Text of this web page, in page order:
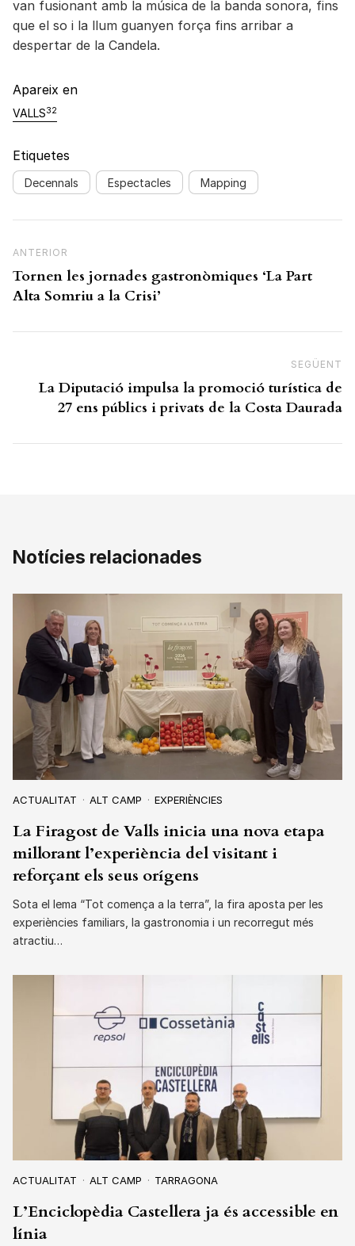
van fusionant amb la música de la banda sonora, fins
que el so i la llum guanyen força fins arribar a
despertar de la Candela.
Apareix en
VALLS32
Etiquetes
Decennals Espectacles Mapping
Previous Post
ANTERIOR
Tornen les jornades gastronòmiques ‘La Part
Alta Somriu a la Crisi’
SEGÜENT
La Diputació impulsa la promoció turística de
27 ens públics i privats de la Costa Daurada
Notícies relacionades
ACTUALITAT ALT CAMP EXPERIÈNCIES
La Firagost de Valls inicia una nova etapa
millorant l’experiència del visitant i
reforçant els seus orígens
Sota el lema “Tot comença a la terra”, la fira aposta per les
experiències familiars, la gastronomia i un recorregut més
atractiu…
ACTUALITAT ALT CAMP TARRAGONA
L’Enciclopèdia Castellera ja és accessible en
línia